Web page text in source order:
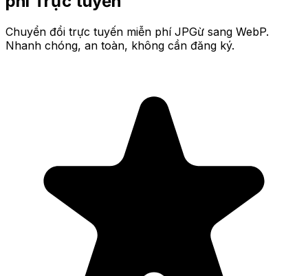
Chuyển đổi trực tuyến miễn phí JPGừ sang WebP.
Nhanh chóng, an toàn, không cần đăng ký.